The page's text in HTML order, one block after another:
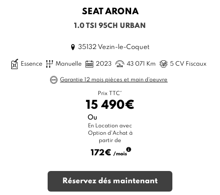
SEATARONA
1.0 TSI 95CH URBAN
35132 Vezin-le-Coquet
Essence Manuelle 2023 43 071 Km 5 CV Fiscaux
Garantie 12 mois pièces et main d'oeuvre
Prix TTC*
15 490€
Ou
En Location avec
Option d'Achat à
partir de
172€ /mois
Réservez dés maintenant